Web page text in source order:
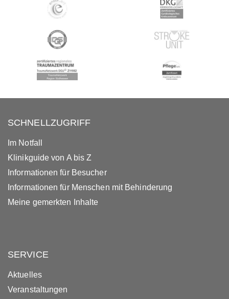
SCHNELLZUGRIFF
Im Notfall
Klinikguide von A bis Z
Informationen für Besucher
Informationen für Menschen mit Behinderung
Meine gemerkten Inhalte
SERVICE
Aktuelles
Veranstaltungen